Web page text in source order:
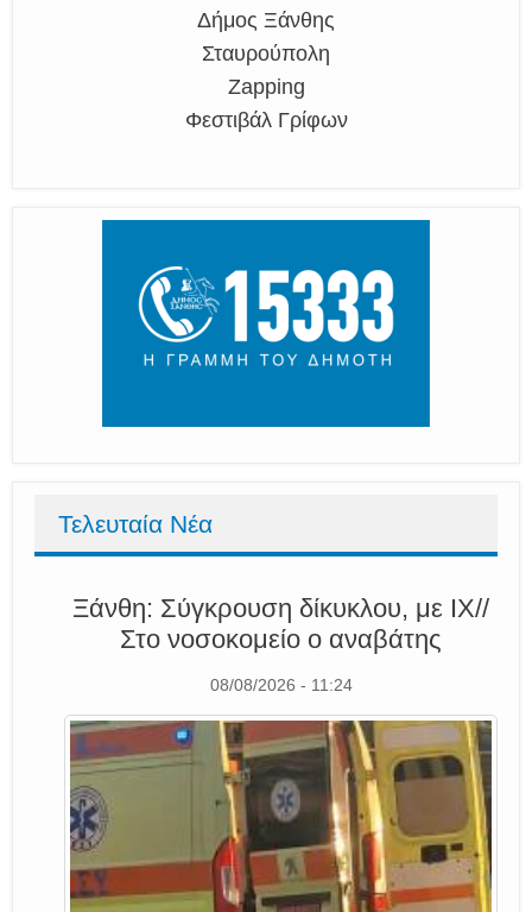
Δήμος Ξάνθης
Σταυρούπολη
Zapping
Φεστιβάλ Γρίφων
Τελευταία Νέα
Ξάνθη: Σύγκρουση δίκυκλου, με ΙΧ//
Στο νοσοκομείο ο αναβάτης
08/08/2026 - 11:24